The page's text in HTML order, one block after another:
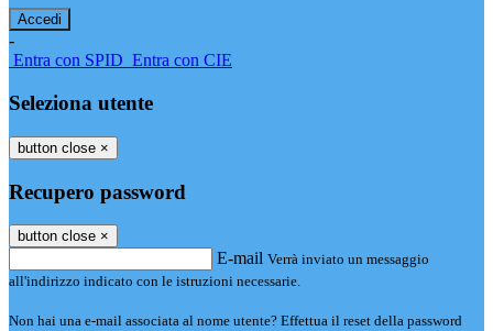
-
Entra con SPID Entra con CIE
Seleziona utente
button close ×
Recupero password
button close ×
E-mail Verrà inviato un messaggio
all'indirizzo indicato con le istruzioni necessarie.
Non hai una e-mail associata al nome utente? Effettua il reset della password